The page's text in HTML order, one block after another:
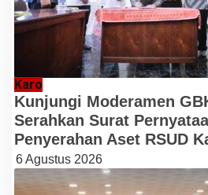
Karo
Kunjungi Moderamen
Serahkan Surat
Penyerahan Aset RSUD
6 Agustus 2026